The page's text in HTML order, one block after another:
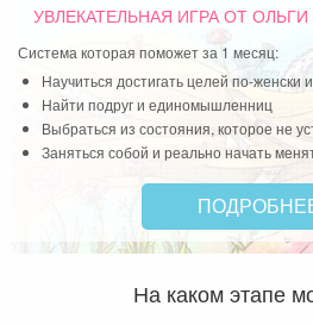
УВЛЕКАТЕЛЬНАЯ ИГРАОТ ОЛЬГИ
Система которая поможет за 1 месяц:
Научиться достигать целей по-женски
Найти подруг и единомышленниц
Выбраться из состояния, которое не
Заняться собой и реально начать
На каком этапе